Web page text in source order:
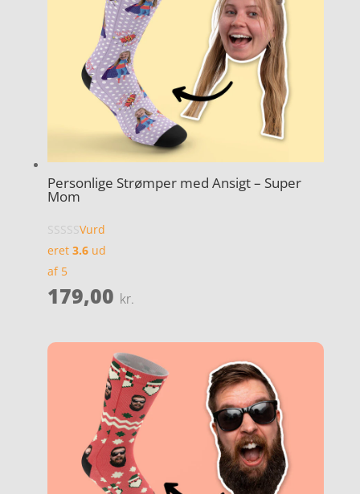
Personlige Strømper med Ansigt – Super
Mom
Vurd
eret 3.6ud
af 5
179,00 kr.